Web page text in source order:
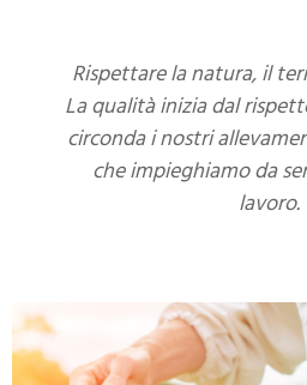
Rispettare la natura, il
La qualità inizia dal
circonda i nostri
che impieghiamo da
lavoro.